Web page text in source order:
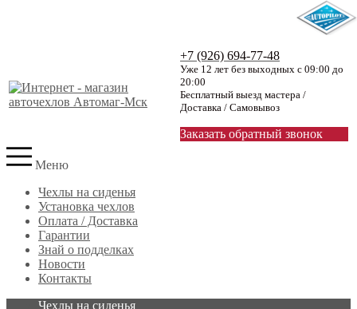
+7 (926) 694-77-48
Уже 12 лет без выходных с 09:00 до
20:00
Бесплатный выезд мастера /
Доставка / Самовывоз
Заказать обратный звонок
Меню
Чехлы на сиденья
Установка чехлов
Оплата / Доставка
Гарантии
Знай о подделках
Новости
Контакты
Чехлы на сиденья